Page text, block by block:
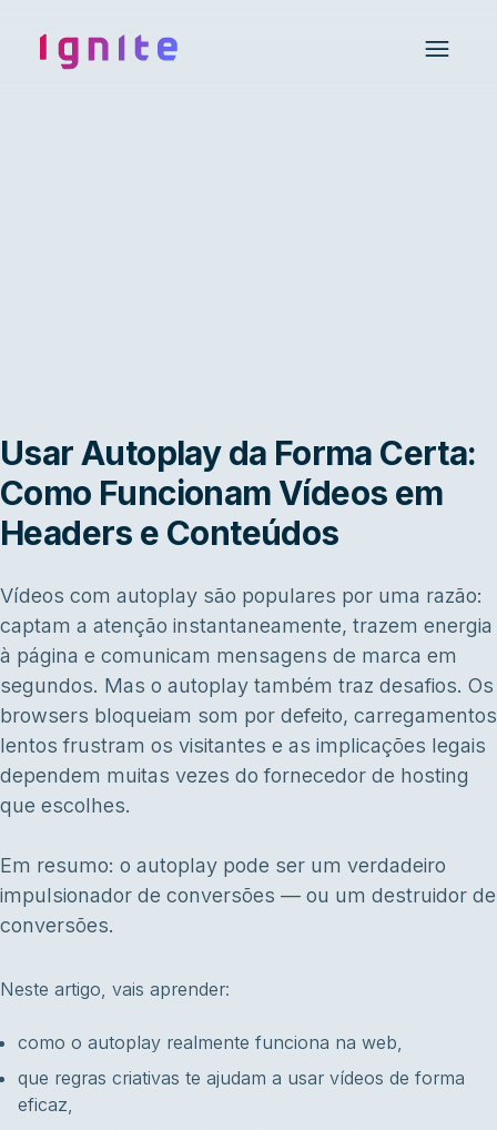
Ignite • Video Experience Cloud
Open
Usar Autoplay da Forma Certa:
Como Funcionam Vídeos em
Headers e Conteúdos
Vídeos com autoplay são populares por uma razão:
captam a atenção instantaneamente, trazem energia
à página e comunicam mensagens de marca em
segundos. Mas o autoplay também traz desafios. Os
browsers bloqueiam som por defeito, carregamentos
lentos frustram os visitantes e as implicações legais
dependem muitas vezes do fornecedor de hosting
que escolhes.
Em resumo: o autoplay pode ser um verdadeiro
impulsionador de conversões — ou um destruidor de
conversões.
Neste artigo, vais aprender:
como o autoplay realmente funciona na web,
que regras criativas te ajudam a usar vídeos de forma
eficaz,